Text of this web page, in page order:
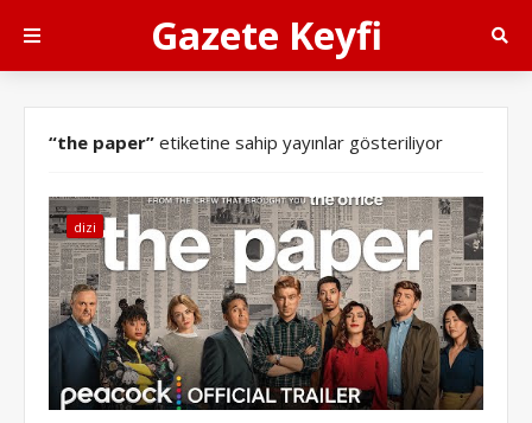
Gazete Keyfi
the paper etiketine sahip yayınlar gösteriliyor
dizi